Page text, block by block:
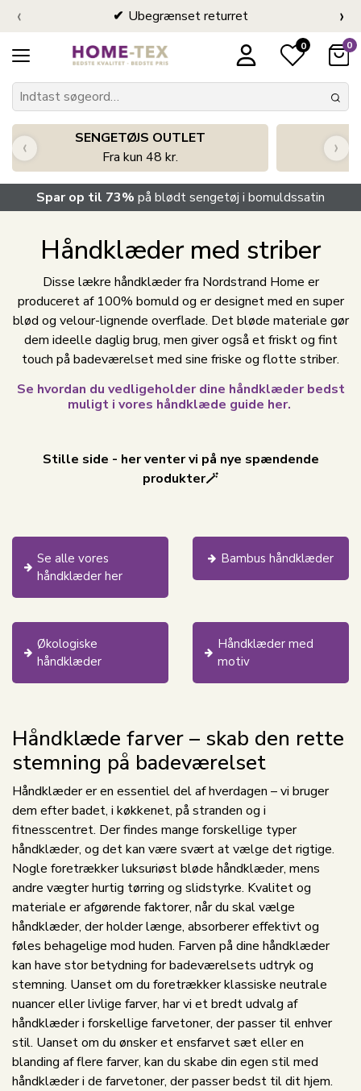
Ubegrænset returret
‹ ›
0 0
SENGETØJS OUTLET
Fra kun 48 kr.
‹ ›
Spar op til 73% på blødt sengetøj i bomuldssatin
Håndklæder med striber
Disse lækre håndklæder fra Nordstrand Home er
produceret af 100% bomuld og er designet med en super
blød og velour-lignende overflade. Det bløde materiale gør
dem ideelle daglig brug, men giver også et friskt og fint
touch på badeværelset med sine friske og flotte striber.
Se hvordan du vedligeholder dine håndklæder bedst
muligt i vores håndklæde guide her.
Stille side - her venter vi på nye spændende
produkter🪄
Se alle vores
håndklæder her
Bambus håndklæder
Økologiske
håndklæder
Håndklæder med
motiv
Håndklæde farver – skab den rette
stemning på badeværelset
Håndklæder er en essentiel del af hverdagen – vi bruger
dem efter badet, i køkkenet, på stranden og i
fitnesscentret. Der findes mange forskellige typer
håndklæder, og det kan være svært at vælge det rigtige.
Nogle foretrækker luksuriøst bløde håndklæder, mens
andre vægter hurtig tørring og slidstyrke. Kvalitet og
materiale er afgørende faktorer, når du skal vælge
håndklæder, der holder længe, absorberer effektivt og
føles behagelige mod huden. Farven på dine håndklæder
kan have stor betydning for badeværelsets udtryk og
stemning. Uanset om du foretrækker klassiske neutrale
nuancer eller livlige farver, har vi et bredt udvalg af
håndklæder i forskellige farvetoner, der passer til enhver
stil. Uanset om du ønsker et ensfarvet sæt eller en
blanding af flere farver, kan du skabe din egen stil med
håndklæder i de farvetoner, der passer bedst til dit hjem.